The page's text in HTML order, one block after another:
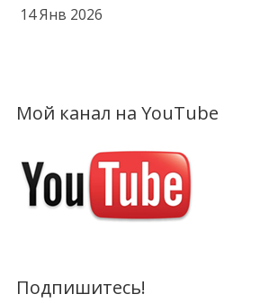
14 Янв 2026
Мой канал на YouTube
Подпишитесь!